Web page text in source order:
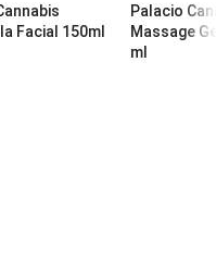
Facial 150ml
Palacio
Massage
ml